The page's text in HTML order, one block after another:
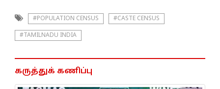
#POPULATION CENSUS #CASTE CENSUS
#TAMILNADU INDIA
கருத்துக் கணிப்பு